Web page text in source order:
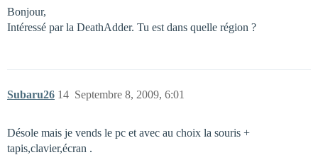
Bonjour,
Intéressé par la DeathAdder. Tu est dans quelle région ?
Subaru26 Septembre 8, 2009, 6:01
14
Désole mais je vends le pc et avec au choix la souris +
tapis,clavier,écran .